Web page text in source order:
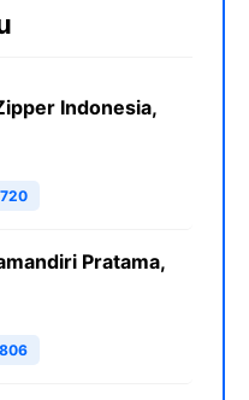
Indonesia,
Pratama,